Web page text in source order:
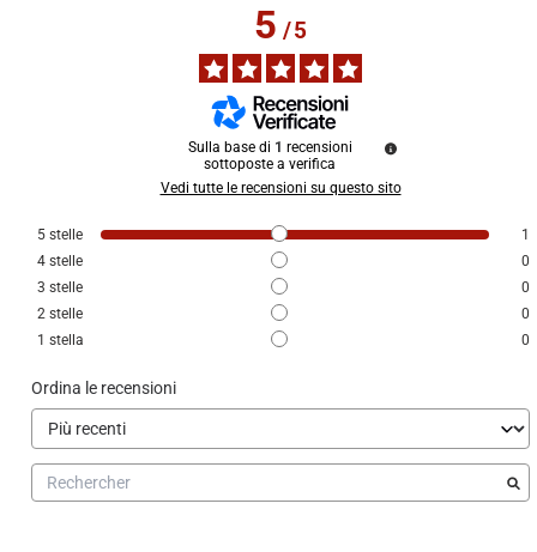
5/5
Sulla base di 1 recensioni
sottoposte a verifica
Vedi tutte le recensioni su questo sito
5 stelle
1
4 stelle
0
3 stelle
0
2 stelle
0
1 stella 0
Ordina le recensioni